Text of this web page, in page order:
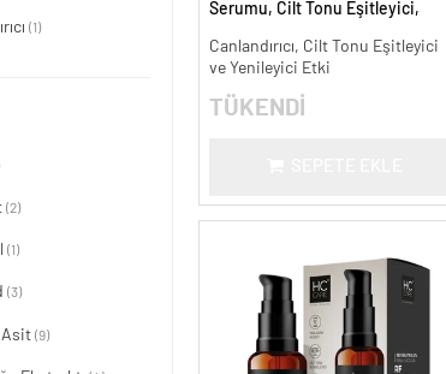
(1)
(2)
(1)
(3)
Asit (9)
Serumu, Cilt Tonu Eşitleyici,
Canlandırıcı, Cilt Tonu Eşitleyici
ve Yenileyici Etki
TÜKENDİ